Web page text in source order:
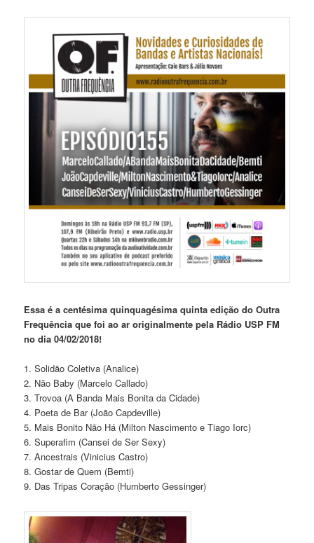
Essa é a centésima quinquagésima quinta edição do Outra
Frequência que foi ao ar originalmente pela Rádio USP FM
no dia 04/02/2018!
1. Solidão Coletiva (Analice)
2. Não Baby (Marcelo Callado)
3. Trovoa (A Banda Mais Bonita da Cidade)
4. Poeta de Bar (João Capdeville)
5. Mais Bonito Não Há (Milton Nascimento e Tiago Iorc)
6. Superafim (Cansei de Ser Sexy)
7. Ancestrais (Vinicius Castro)
8. Gostar de Quem (Bemti)
9. Das Tripas Coração (Humberto Gessinger)